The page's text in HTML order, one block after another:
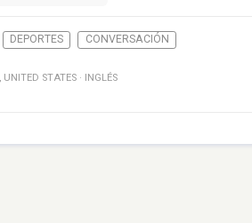
DEPORTES CONVERSACIÓN
, UNITED STATES · INGLÉS